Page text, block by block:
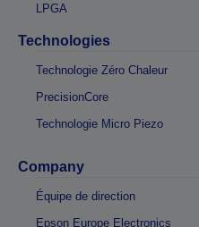
LPGA
Technologies
Technologie Zéro Chaleur
PrecisionCore
Technologie Micro Piezo
Company
Équipe de direction
Epson Europe Electronics